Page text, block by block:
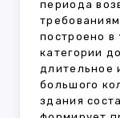
периода
построено в
категории
длительное
большого
здания